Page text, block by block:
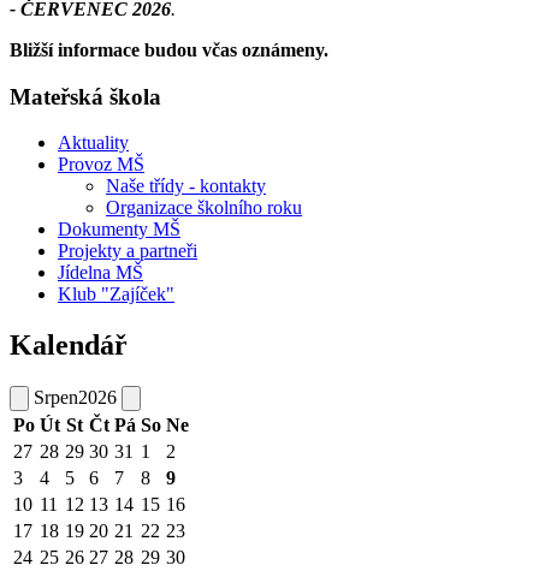
- ČERVENEC 2026.
Bližší informace budou včas oznámeny.
Mateřská škola
Aktuality
Provoz MŠ
Naše třídy - kontakty
Organizace školního roku
Dokumenty MŠ
Projekty a partneři
Jídelna MŠ
Klub "Zajíček"
Kalendář
Srpen2026
Po Út St Čt Pá So Ne
27 28 29 30 31 1
2
3
4 5 6 7 8
9
10 11 12 13 14 15 16
17 18 19 20 21 22 23
24 25 26 27 28 29 30